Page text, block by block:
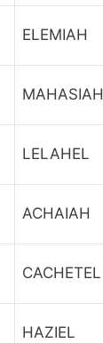
ELEMIAH
MAHASIAH
LELAHEL
ACHAIAH
CACHETEL
HAZIEL